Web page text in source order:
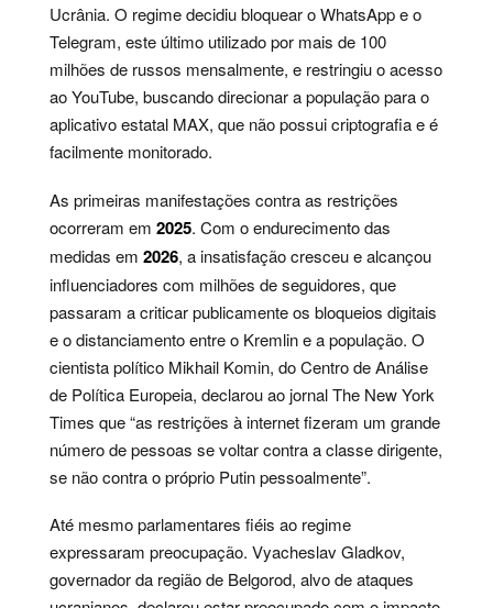
Ucrânia. O regime decidiu bloquear o WhatsApp e o
Telegram, este último utilizado por mais de 100
milhões de russos mensalmente, e restringiu o acesso
ao YouTube, buscando direcionar a população para o
aplicativo estatal MAX, que não possui criptografia e é
facilmente monitorado.
As primeiras manifestações contra as restrições
ocorreram em 2025. Com o endurecimento das
medidas em 2026, a insatisfação cresceu e alcançou
influenciadores com milhões de seguidores, que
passaram a criticar publicamente os bloqueios digitais
e o distanciamento entre o Kremlin e a população. O
cientista político Mikhail Komin, do Centro de Análise
de Política Europeia, declarou ao jornal The New York
Times que “as restrições à internet fizeram um grande
número de pessoas se voltar contra a classe dirigente,
se não contra o próprio Putin pessoalmente”.
Até mesmo parlamentares fiéis ao regime
expressaram preocupação. Vyacheslav Gladkov,
governador da região de Belgorod, alvo de ataques